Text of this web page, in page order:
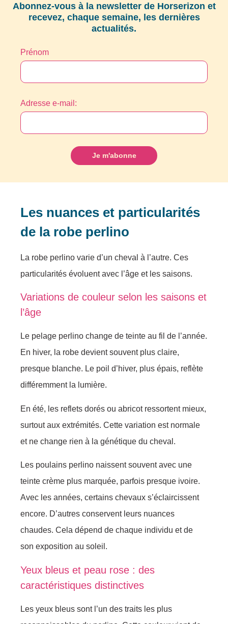
Abonnez-vous à la newsletter de Horserizon et
recevez, chaque semaine, les dernières
actualités.
Prénom
Adresse e-mail:
Les nuances et particularités
de la robe perlino
La robe perlino varie d’un cheval à l’autre. Ces
particularités évoluent avec l’âge et les saisons.
Variations de couleur selon les saisons et
l’âge
Le pelage perlino change de teinte au fil de l’année.
En hiver, la robe devient souvent plus claire,
presque blanche. Le poil d’hiver, plus épais, reflète
différemment la lumière.
En été, les reflets dorés ou abricot ressortent mieux,
surtout aux extrémités. Cette variation est normale
et ne change rien à la génétique du cheval.
Les poulains perlino naissent souvent avec une
teinte crème plus marquée, parfois presque ivoire.
Avec les années, certains chevaux s’éclaircissent
encore. D’autres conservent leurs nuances
chaudes. Cela dépend de chaque individu et de
son exposition au soleil.
Yeux bleus et peau rose : des
caractéristiques distinctives
Les yeux bleus sont l’un des traits les plus